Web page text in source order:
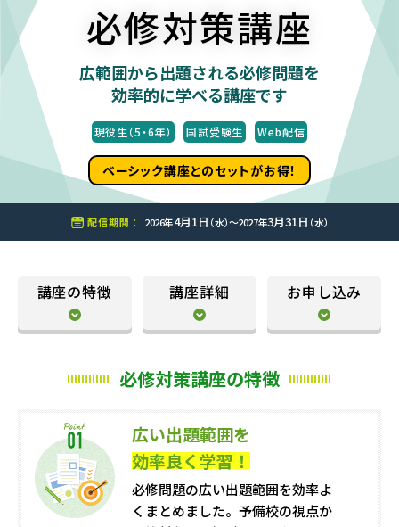
必修対策講座
広範囲から出題される必修問題を
効率的に学べる講座です
現役生（5・6年） 国試受験生 Web配信
ベーシック講座とのセットがお得！
配信期間 ： 2026年4月1日 （水）〜2027年3月31日 （水）
講座の特徴 講座詳細 お申し込み
必修対策講座の特徴
広い出題範囲を
効率良く学習！
必修問題の広い出題範囲を効率よ
くまとめました。 予備校の視点か